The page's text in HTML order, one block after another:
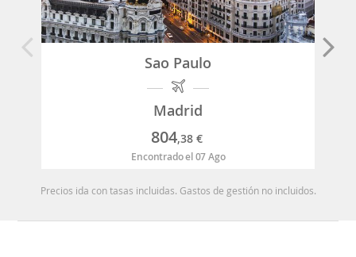
Sao Paulo
Madrid
804,38 €
Encontrado el 07 Ago
Precios ida con tasas incluidas. Gastos de gestión no incluidos.